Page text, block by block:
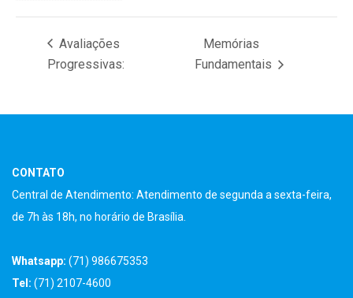
Avaliações
Progressivas:
Memórias
Fundamentais
CONTATO
Central de Atendimento: Atendimento de segunda a sexta-feira,
de 7h às 18h, no horário de Brasília.
Whatsapp: (71) 986675353
Tel: (71) 2107-4600